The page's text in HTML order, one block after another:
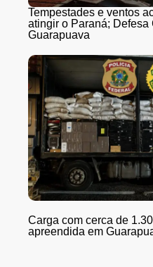
Tempestades e ventos
atingir o Paraná;
Guarapuava
Carga com cerca de
apreendida em